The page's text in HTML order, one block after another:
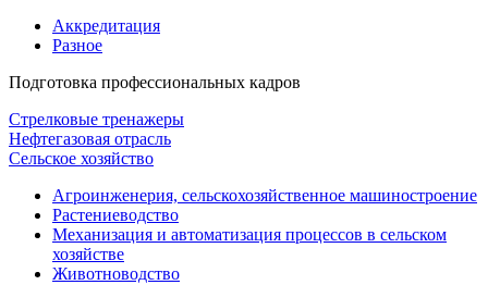
Аккредитация
Разное
Подготовка профессиональных кадров
Стрелковые тренажеры
Нефтегазовая отрасль
Сельское хозяйство
Агроинженерия, сельскохозяйственное машиностроение
Растениеводство
Механизация и автоматизация процессов в сельском
хозяйстве
Животноводство